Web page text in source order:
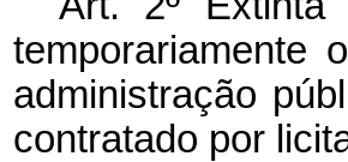
temporariamente
administração
contratado por